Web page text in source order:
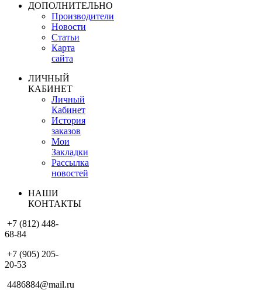
ДОПОЛНИТЕЛЬНО
Производители
Новости
Статьи
Карта
сайта
ЛИЧНЫЙ
КАБИНЕТ
Личный
Кабинет
История
заказов
Мои
Закладки
Рассылка
новостей
НАШИ
КОНТАКТЫ
+7 (812) 448-
68-84
+7 (905) 205-
20-53
4486884@mail.ru